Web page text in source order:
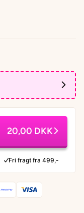
20,00 DKK
Fri fragt fra 499,-